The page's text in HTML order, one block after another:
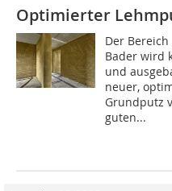
Optimierter
Der
Bader wird
und
neuer,
Grundputz
guten...